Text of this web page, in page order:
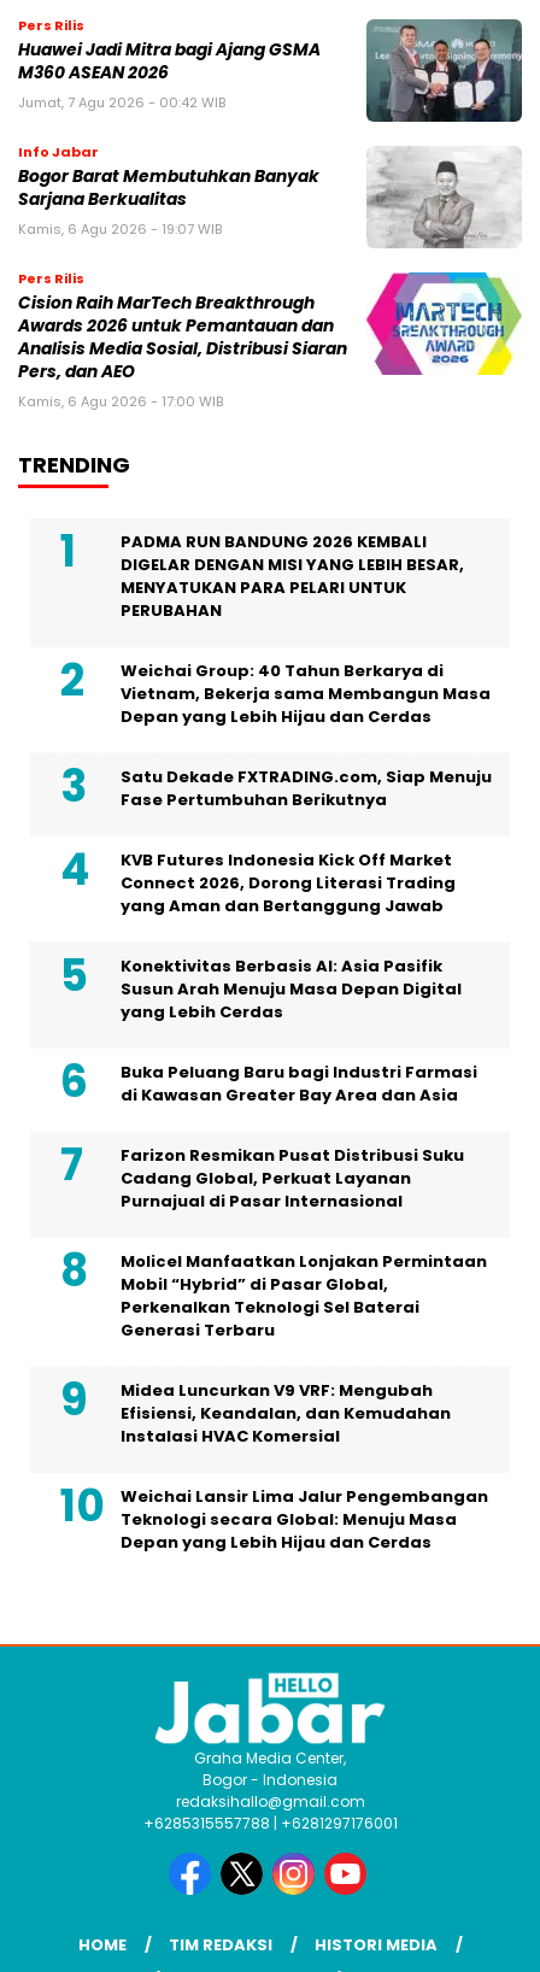
Pers Rilis
Huawei Jadi Mitra bagi Ajang GSMA
M360 ASEAN 2026
Jumat, 7 Agu 2026 - 00:42 WIB
Info Jabar
Bogor Barat Membutuhkan Banyak
Sarjana Berkualitas
Kamis, 6 Agu 2026 - 19:07 WIB
Pers Rilis
Cision Raih MarTech Breakthrough
Awards 2026 untuk Pemantauan dan
Analisis Media Sosial, Distribusi Siaran
Pers, dan AEO
Kamis, 6 Agu 2026 - 17:00 WIB
TRENDING
PADMA RUN BANDUNG 2026 KEMBALI
DIGELAR DENGAN MISI YANG LEBIH BESAR,
MENYATUKAN PARA PELARI UNTUK
PERUBAHAN
Weichai Group: 40 Tahun Berkarya di
Vietnam, Bekerja sama Membangun Masa
Depan yang Lebih Hijau dan Cerdas
Satu Dekade FXTRADING.com, Siap Menuju
Fase Pertumbuhan Berikutnya
KVB Futures Indonesia Kick Off Market
Connect 2026, Dorong Literasi Trading
yang Aman dan Bertanggung Jawab
Konektivitas Berbasis AI: Asia Pasifik
Susun Arah Menuju Masa Depan Digital
yang Lebih Cerdas
Buka Peluang Baru bagi Industri Farmasi
di Kawasan Greater Bay Area dan Asia
Farizon Resmikan Pusat Distribusi Suku
Cadang Global, Perkuat Layanan
Purnajual di Pasar Internasional
Molicel Manfaatkan Lonjakan Permintaan
Mobil “Hybrid” di Pasar Global,
Perkenalkan Teknologi Sel Baterai
Generasi Terbaru
Midea Luncurkan V9 VRF: Mengubah
Efisiensi, Keandalan, dan Kemudahan
Instalasi HVAC Komersial
Weichai Lansir Lima Jalur Pengembangan
Teknologi secara Global: Menuju Masa
Depan yang Lebih Hijau dan Cerdas
Graha Media Center,
Bogor - Indonesia
redaksihallo@gmail.com
+6285315557788 | +6281297176001
HOME TIM REDAKSI
HISTORI MEDIA